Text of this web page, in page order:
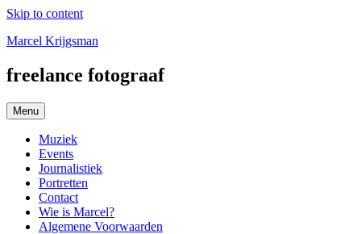
Skip to content
Marcel Krijgsman
freelance fotograaf
Menu
Muziek
Events
Journalistiek
Portretten
Contact
Wie is Marcel?
Algemene Voorwaarden